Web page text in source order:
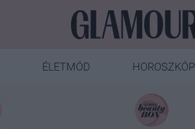
ÉLETMÓD HOROSZKÓP